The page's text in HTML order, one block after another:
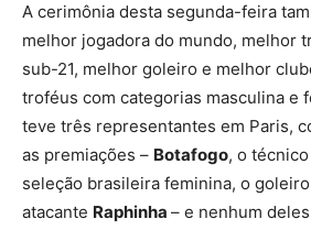
A cerimônia desta segunda-feira
melhor jogadora do mundo, melhor
sub-21, melhor goleiro e melhor
troféus com categorias masculina e
teve três representantes em Paris,
as premiações – Botafogo, o técnico
seleção brasileira feminina, o goleiro
atacante Raphinha – e nenhum